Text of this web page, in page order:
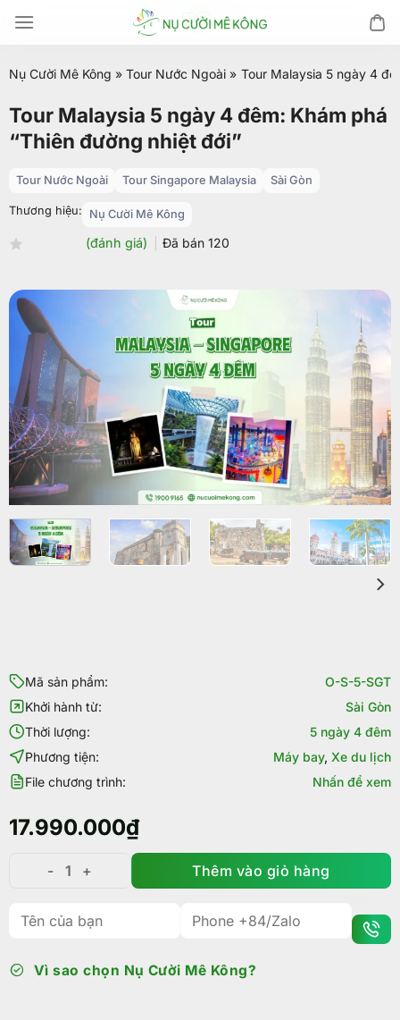
đến
dung
Nụ Cười Mê Kông » Tour Nước Ngoài » Tour Malaysia 5 ngày 4
Tour Malaysia 5 ngày 4 đêm: Khám phá
“Thiên đường nhiệt đới”
Tour Nước Ngoài Tour Singapore Malaysia Sài Gòn
Thương hiệu: Nụ Cười Mê Kông
hạng
0.0
sao
(đánh giá) Đã bán 120
Mã sản phẩm:
O-S-5-SGT
Khởi hành từ:
Sài Gòn
Thời lượng:
5 ngày 4 đêm
Phương tiện:
Máy bay, Xe du lịch
File chương trình:
Nhấn để xem
17.990.000₫
Tour Malaysia 5 ngày 4 đêm: Khám phá "Thiên
Thêm vào giỏ hàng
Vì sao chọn Nụ Cười Mê Kông?